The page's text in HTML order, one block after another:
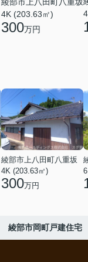
4K (203.63㎡)
300万円
綾部市上八田町八重坂
4K (203.63㎡)
300万円
綾部市岡町戸建住宅